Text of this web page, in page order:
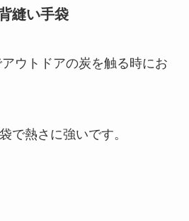
縫い手袋
ウトドアの炭を触る時にお
で熱さに強いです。